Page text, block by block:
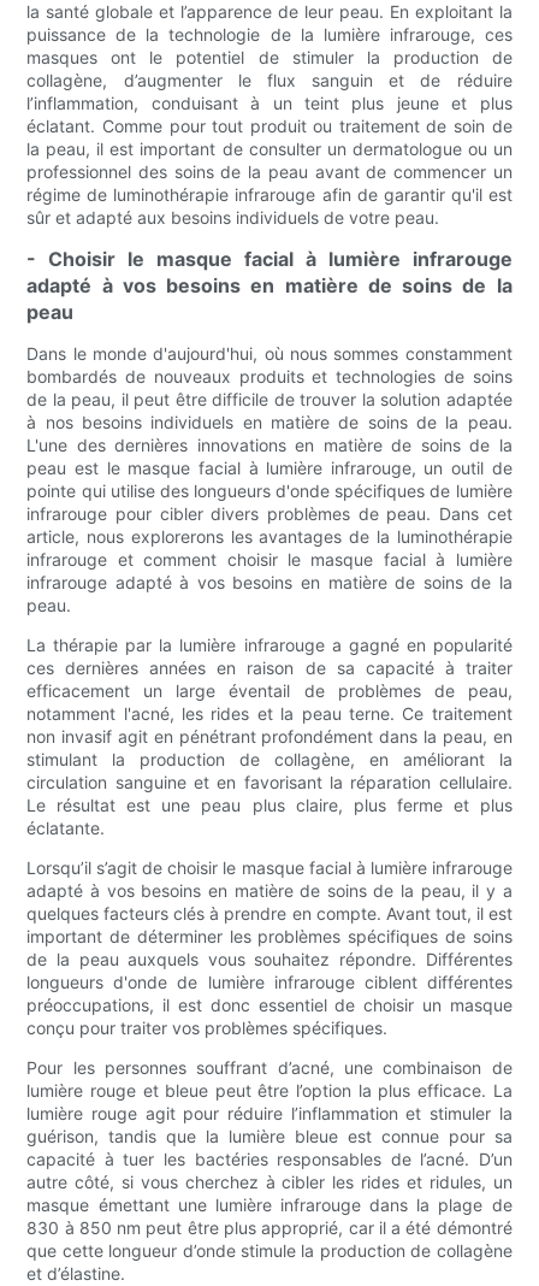
la santé globale et l’apparence de leur peau. En exploitant la
puissance de la technologie de la lumière infrarouge, ces
masques ont le potentiel de stimuler la production de
collagène, d’augmenter le flux sanguin et de réduire
l’inflammation, conduisant à un teint plus jeune et plus
éclatant. Comme pour tout produit ou traitement de soin de
la peau, il est important de consulter un dermatologue ou un
professionnel des soins de la peau avant de commencer un
régime de luminothérapie infrarouge afin de garantir qu'il est
sûr et adapté aux besoins individuels de votre peau.
- Choisir le masque facial à lumière infrarouge
adapté à vos besoins en matière de soins de la
peau
Dans le monde d'aujourd'hui, où nous sommes constamment
bombardés de nouveaux produits et technologies de soins
de la peau, il peut être difficile de trouver la solution adaptée
à nos besoins individuels en matière de soins de la peau.
L'une des dernières innovations en matière de soins de la
peau est le masque facial à lumière infrarouge, un outil de
pointe qui utilise des longueurs d'onde spécifiques de lumière
infrarouge pour cibler divers problèmes de peau. Dans cet
article, nous explorerons les avantages de la luminothérapie
infrarouge et comment choisir le masque facial à lumière
infrarouge adapté à vos besoins en matière de soins de la
peau.
La thérapie par la lumière infrarouge a gagné en popularité
ces dernières années en raison de sa capacité à traiter
efficacement un large éventail de problèmes de peau,
notamment l'acné, les rides et la peau terne. Ce traitement
non invasif agit en pénétrant profondément dans la peau, en
stimulant la production de collagène, en améliorant la
circulation sanguine et en favorisant la réparation cellulaire.
Le résultat est une peau plus claire, plus ferme et plus
éclatante.
Lorsqu’il s’agit de choisir le masque facial à lumière infrarouge
adapté à vos besoins en matière de soins de la peau, il y a
quelques facteurs clés à prendre en compte. Avant tout, il est
important de déterminer les problèmes spécifiques de soins
de la peau auxquels vous souhaitez répondre. Différentes
longueurs d'onde de lumière infrarouge ciblent différentes
préoccupations, il est donc essentiel de choisir un masque
conçu pour traiter vos problèmes spécifiques.
Pour les personnes souffrant d’acné, une combinaison de
lumière rouge et bleue peut être l’option la plus efficace. La
lumière rouge agit pour réduire l’inflammation et stimuler la
guérison, tandis que la lumière bleue est connue pour sa
capacité à tuer les bactéries responsables de l’acné. D’un
autre côté, si vous cherchez à cibler les rides et ridules, un
masque émettant une lumière infrarouge dans la plage de
830 à 850 nm peut être plus approprié, car il a été démontré
que cette longueur d’onde stimule la production de collagène
et d’élastine.